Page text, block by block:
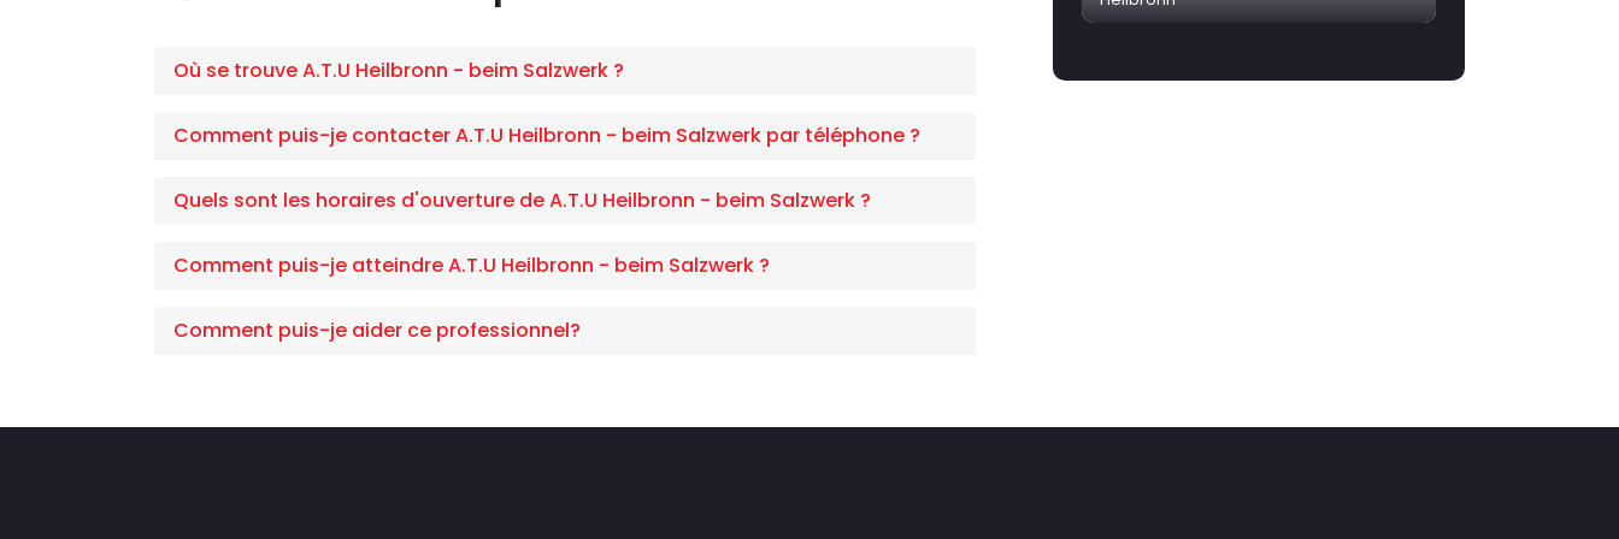
Où se trouve A.T.U Heilbronn - beim Salzwerk ?
Comment puis-je contacter A.T.U Heilbronn - beim Salzwerk par téléphone ?
Quels sont les horaires d'ouverture de A.T.U Heilbronn - beim Salzwerk ?
Comment puis-je atteindre A.T.U Heilbronn - beim Salzwerk ?
Comment puis-je aider ce professionnel?